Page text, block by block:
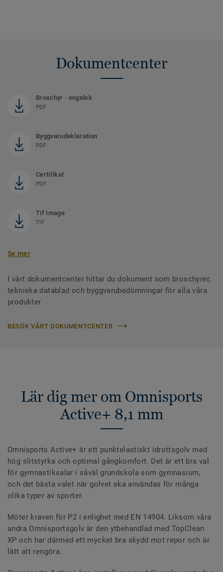
Dokumentcenter
Broschyr - engelsk
PDF
Byggvarudeklaration
PDF
Certifikat
PDF
Tif Image
TIF
Se mer
I vårt dokumentcenter hittar du dokument som broschyrer,
tekniska datablad och byggvarubedömningar för alla våra
produkter
BESÖK VÅRT DOKUMENTCENTER
Lär dig mer om Omnisports
Active+ 8,1 mm
Omnisports Active+ är ett punktelastiskt idrottsgolv med
hög slitstyrka och optimal gångkomfort. Det är ett bra val
för gymnastiksalar i såväl grundskola som gymnasium,
och det bästa valet när golvet ska användas för många
olika typer av sporter.
Möter kraven för P2 i enlighet med EN 14904. Liksom våra
andra Omnisportsgolv är den ytbehandlad med TopClean
XP och har därmed ett mycket bra skydd mot repor och är
lätt att rengöra.